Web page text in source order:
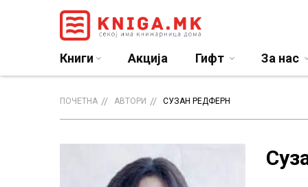
Книги Акција Гифт За нас
ПОЧЕТНА АВТОРИ СУЗАН РЕДФЕРН